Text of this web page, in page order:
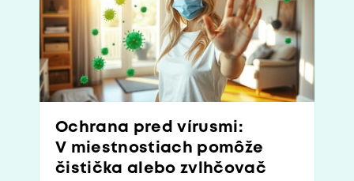
Ochrana pred vírusmi:
V miestnostiach pomôže
čistička alebo zvlhčovač